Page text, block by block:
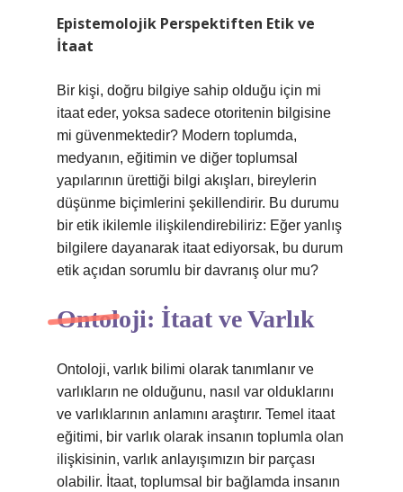
Epistemolojik Perspektiften Etik ve
İtaat
Bir kişi, doğru bilgiye sahip olduğu için mi
itaat eder, yoksa sadece otoritenin bilgisine
mi güvenmektedir? Modern toplumda,
medyanın, eğitimin ve diğer toplumsal
yapılarının ürettiği bilgi akışları, bireylerin
düşünme biçimlerini şekillendirir. Bu durumu
bir etik ikilemle ilişkilendirebiliriz: Eğer yanlış
bilgilere dayanarak itaat ediyorsak, bu durum
etik açıdan sorumlu bir davranış olur mu?
Ontoloji: İtaat ve Varlık
Ontoloji, varlık bilimi olarak tanımlanır ve
varlıkların ne olduğunu, nasıl var olduklarını
ve varlıklarının anlamını araştırır. Temel itaat
eğitimi, bir varlık olarak insanın toplumla olan
ilişkisinin, varlık anlayışımızın bir parçası
olabilir. İtaat, toplumsal bir bağlamda insanın